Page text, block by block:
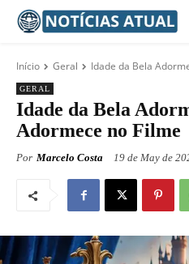
Início Geral Idade da Bela
GERAL
Idade da Bela
Adormece no Filme
Por Marcelo Costa 19 de May de